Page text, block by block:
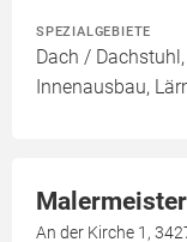
SPEZIALGEBIETE
Dach /
Innenausbau,
Malermeister
An der Kirche 1,